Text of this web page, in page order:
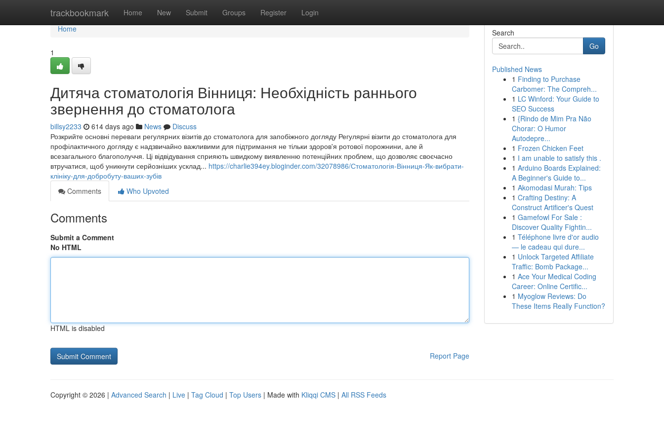
trackbookmark Home New Submit Groups Register Login
Home
Home
1
Дитяча стоматологія Вінниця: Необхідність раннього
звернення до стоматолога
billsy2233 614 days ago News
Discuss
Розкрийте основні переваги регулярних візитів до стоматолога для запобіжного догляду Регулярні візити до стоматолога для
профілактичного догляду є надзвичайно важливими для підтримання не тільки здоров'я ротової порожнини, але й
всезагального благополуччя. Ці відвідування сприяють швидкому виявленню потенційних проблем, що дозволяє своєчасно
втручатися, щоб уникнути серйозніших усклад... https://charlie394ey.bloginder.com/32078986/Стоматологія-Вінниця-Як-вибрати-
клініку-для-добробуту-ваших-зубів
Comments
Who Upvoted
Comments
Submit a Comment
No HTML
HTML is disabled
Report Page
Search
Go
Published News
1 Finding to Purchase
Carbomer: The Compreh...
1 LC Winford: Your Guide to
SEO Success
1 {Rindo de Mim Pra Não
Chorar: O Humor
Autodepre...
1 Frozen Chicken Feet
1 I am unable to satisfy this .
1 Arduino Boards Explained:
A Beginner's Guide to...
1 Akomodasi Murah: Tips
1 Crafting Destiny: A
Construct Artificer's Quest
1 Gamefowl For Sale :
Discover Quality Fightin...
1 Téléphone livre d'or audio
— le cadeau qui dure...
1 Unlock Targeted Affiliate
Traffic: Bomb Package...
1 Ace Your Medical Coding
Career: Online Certific...
1 Myoglow Reviews: Do
These Items Really Function?
Copyright © 2026 | Advanced Search | Live | Tag Cloud | Top Users | Made with Kliqqi CMS | All RSS Feeds